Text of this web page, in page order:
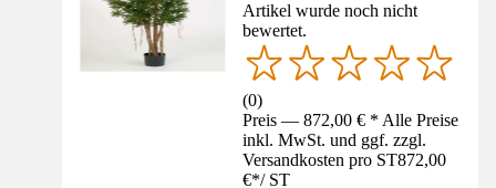
Artikel wurde noch nicht
bewertet.
(0)
Preis — 872,00 € * Alle Preise
inkl. MwSt. und ggf. zzgl.
Versandkosten pro ST872,00
€*/ ST